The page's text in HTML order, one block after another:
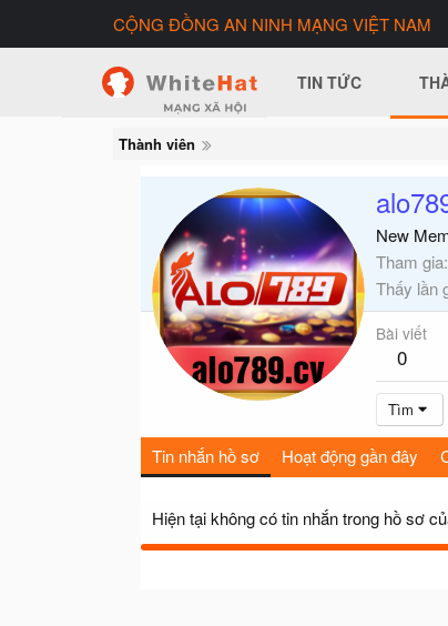
CỘNG ĐỒNG AN NINH MẠNG VIỆT NAM
TIN TỨC
Thành viên
New
Tham gia
Thấy lần
Bài viết
0
Tìm
Tin nhắn hồ sơ Hoạt động gần đây
Hiện tại không có tin nhắn trong hồ sơ